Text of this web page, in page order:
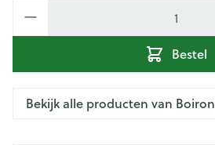
Bestel
Bekijk alle producten van Boiron